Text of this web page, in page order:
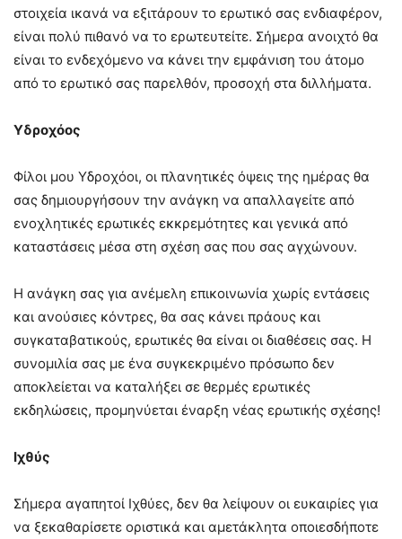
στοιχεία ικανά να εξιτάρουν το ερωτικό σας ενδιαφέρον,
είναι πολύ πιθανό να το ερωτευτείτε. Σήμερα ανοιχτό θα
είναι το ενδεχόμενο να κάνει την εμφάνιση του άτομο
από το ερωτικό σας παρελθόν, προσοχή στα διλλήματα.
Υδροχόος
Φίλοι μου Υδροχόοι, οι πλανητικές όψεις της ημέρας θα
σας δημιουργήσουν την ανάγκη να απαλλαγείτε από
ενοχλητικές ερωτικές εκκρεμότητες και γενικά από
καταστάσεις μέσα στη σχέση σας που σας αγχώνουν.
Η ανάγκη σας για ανέμελη επικοινωνία χωρίς εντάσεις
και ανούσιες κόντρες, θα σας κάνει πράους και
συγκαταβατικούς, ερωτικές θα είναι οι διαθέσεις σας. Η
συνομιλία σας με ένα συγκεκριμένο πρόσωπο δεν
αποκλείεται να καταλήξει σε θερμές ερωτικές
εκδηλώσεις, προμηνύεται έναρξη νέας ερωτικής σχέσης!
Ιχθύς
Σήμερα αγαπητοί Ιχθύες, δεν θα λείψουν οι ευκαιρίες για
να ξεκαθαρίσετε οριστικά και αμετάκλητα οποιεσδήποτε